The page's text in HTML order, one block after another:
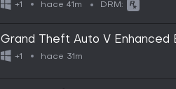
+1 hace 41m DRM:
Grand Theft Auto V Enhanced
Download CD Key
+1 hace 31m